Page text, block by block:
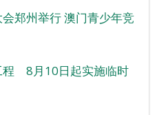
郑州举行 澳门青少年竞
程 8月10日起实施临时